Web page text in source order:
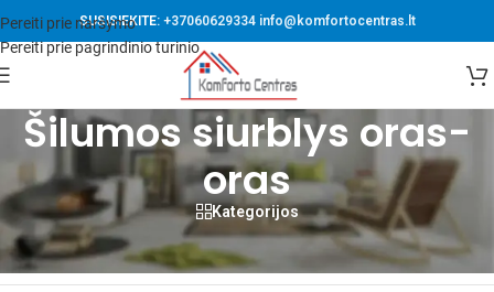
Pereiti prie naršymo
Pereiti prie pagrindinio turinio
SUSISIEKITE: +37060629334 info@komfortocentras.lt
Šilumos siurblys oras-
oras
Kategorijos
Pradžia/Produktai su žymomis “Šilumos siurblys oras-oras”
Rodoma 1–12 iš 85